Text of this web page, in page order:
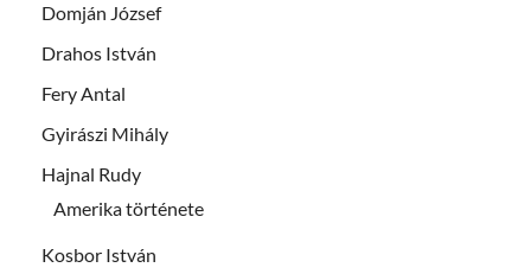
Domján József
Drahos István
Fery Antal
Gyirászi Mihály
Hajnal Rudy
Amerika története
Kosbor István